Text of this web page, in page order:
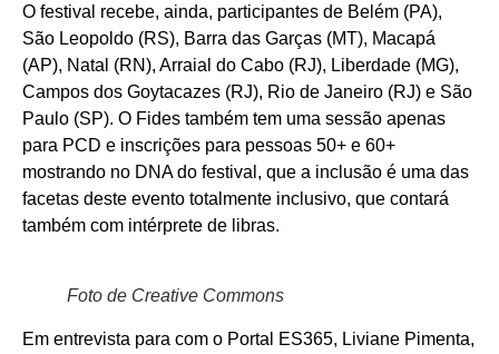
O festival recebe, ainda, participantes de Belém (PA),
São Leopoldo (RS), Barra das Garças (MT), Macapá
(AP), Natal (RN), Arraial do Cabo (RJ), Liberdade (MG),
Campos dos Goytacazes (RJ), Rio de Janeiro (RJ) e São
Paulo (SP). O Fides também tem uma sessão apenas
para PCD e inscrições para pessoas 50+ e 60+
mostrando no DNA do festival, que a inclusão é uma das
facetas deste evento totalmente inclusivo, que contará
também com intérprete de libras.
Foto de Creative Commons
Em entrevista para com o Portal ES365, Liviane Pimenta,